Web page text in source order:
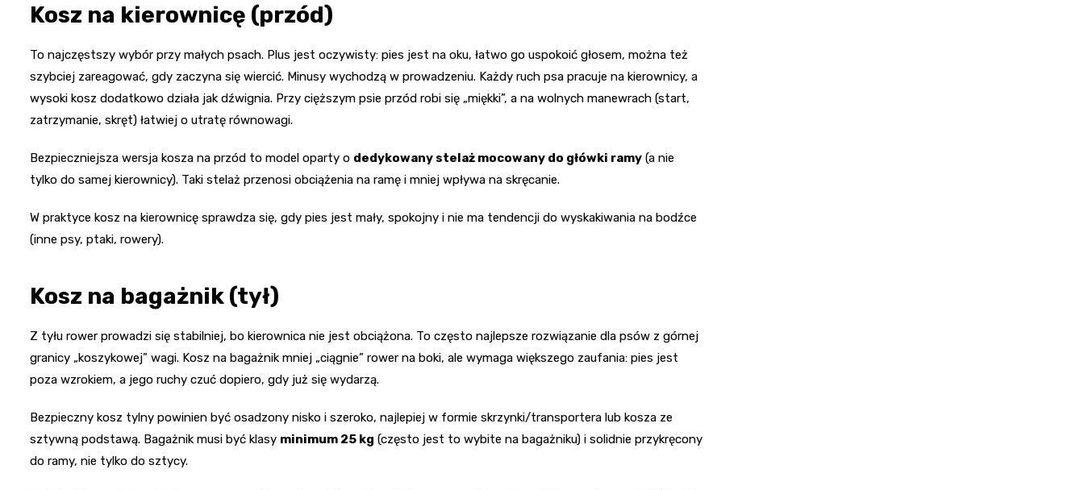
Kosz na kierownicę (przód)
To najczęstszy wybór przy małych psach. Plus jest oczywisty: pies jest na oku, łatwo go uspokoić głosem, można też
szybciej zareagować, gdy zaczyna się wiercić. Minusy wychodzą w prowadzeniu. Każdy ruch psa pracuje na kierownicy, a
wysoki kosz dodatkowo działa jak dźwignia. Przy cięższym psie przód robi się „miękki”, a na wolnych manewrach (start,
zatrzymanie, skręt) łatwiej o utratę równowagi.
Bezpieczniejsza wersja kosza na przód to model oparty o dedykowany stelaż mocowany do główki ramy (a nie
tylko do samej kierownicy). Taki stelaż przenosi obciążenia na ramę i mniej wpływa na skręcanie.
W praktyce kosz na kierownicę sprawdza się, gdy pies jest mały, spokojny i nie ma tendencji do wyskakiwania na bodźce
(inne psy, ptaki, rowery).
Kosz na bagażnik (tył)
Z tyłu rower prowadzi się stabilniej, bo kierownica nie jest obciążona. To często najlepsze rozwiązanie dla psów z górnej
granicy „koszykowej” wagi. Kosz na bagażnik mniej „ciągnie” rower na boki, ale wymaga większego zaufania: pies jest
poza wzrokiem, a jego ruchy czuć dopiero, gdy już się wydarzą.
Bezpieczny kosz tylny powinien być osadzony nisko i szeroko, najlepiej w formie skrzynki/transportera lub kosza ze
sztywną podstawą. Bagażnik musi być klasy minimum 25 kg (często jest to wybite na bagażniku) i solidnie przykręcony
do ramy, nie tylko do sztycy.